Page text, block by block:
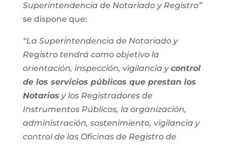
Superintendencia de Notariado y Registro”
se dispone que:
“La Superintendencia de Notariado y
Registro tendrá como objetivo la
orientación, inspección, vigilancia ycontrol
de los servicios públicos que prestan los
Notarios y los Registradores de
Instrumentos Públicos, la organización,
administración, sostenimiento, vigilancia y
control de las Oficinas de Registro de